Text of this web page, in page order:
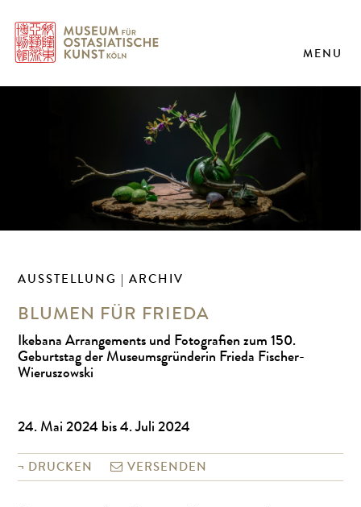
MENU
AUSSTELLUNG | ARCHIV
BLUMEN FÜR FRIEDA
Ikebana Arrangements und Fotografien zum 150.
Geburtstag der Museumsgründerin Frieda Fischer-
Wieruszowski
24. Mai 2024 bis 4. Juli 2024
DRUCKEN VERSENDEN